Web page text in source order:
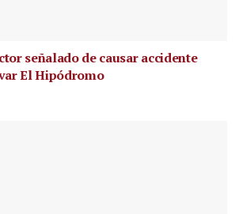
señalado de causar accidente
El Hipódromo